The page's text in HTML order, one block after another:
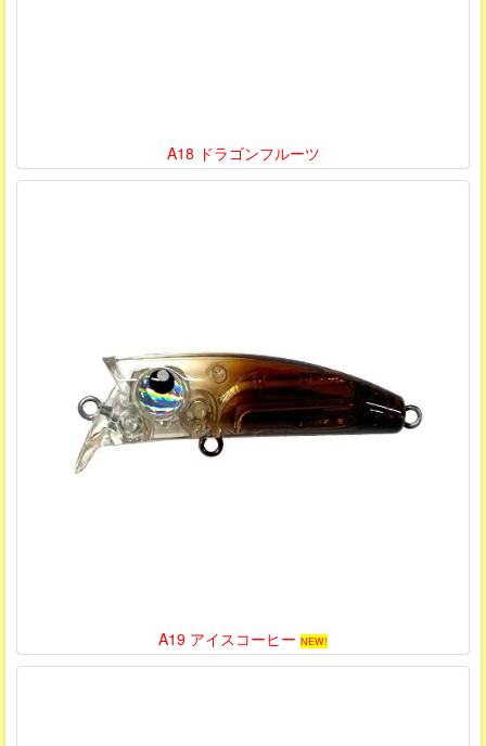
A18 ドラゴンフルーツ
A19 アイスコーヒー NEW!